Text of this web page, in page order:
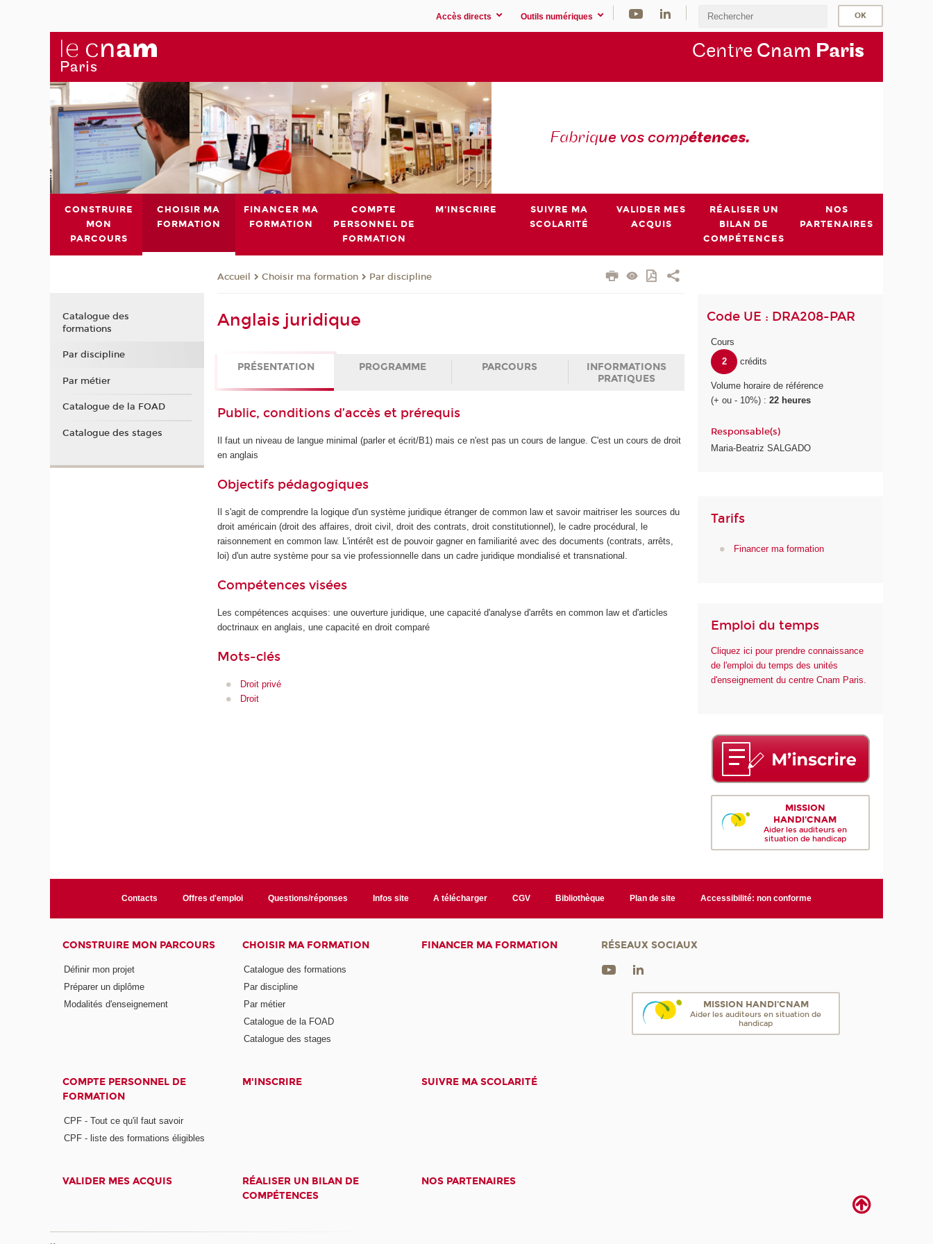
Accès directs Outils numériques
Centre Cnam Paris
Fabrique vos compétences.
CONSTRUIRE
MON
PARCOURS
CHOISIR MA
FORMATION
FINANCER MA
FORMATION
COMPTE
PERSONNEL DE
FORMATION
M'INSCRIRE
SUIVRE MA
SCOLARITÉ
VALIDER MES
ACQUIS
RÉALISER UN
BILAN DE
COMPÉTENCES
NOS
PARTENAIRES
Accueil Choisir ma formation Par discipline
Anglais juridique
PRÉSENTATION PROGRAMME PARCOURS
INFORMATIONS
PRATIQUES
Public, conditions d’accès et prérequis
Il faut un niveau de langue minimal (parler et écrit/B1) mais ce n'est pas un cours de langue. C'est un cours de droit
en anglais
Objectifs pédagogiques
Il s'agit de comprendre la logique d'un système juridique étranger de common law et savoir maitriser les sources du
droit américain (droit des affaires, droit civil, droit des contrats, droit constitutionnel), le cadre procédural, le
raisonnement en common law. L'intérêt est de pouvoir gagner en familiarité avec des documents (contrats, arrêts,
loi) d'un autre système pour sa vie professionnelle dans un cadre juridique mondialisé et transnational.
Compétences visées
Les compétences acquises: une ouverture juridique, une capacité d'analyse d'arrêts en common law et d'articles
doctrinaux en anglais, une capacité en droit comparé
Mots-clés
Droit privé
Droit
Code UE : DRA208-PAR
Cours
2
crédits
Volume horaire de référence
(+ ou - 10%) :22 heures
Responsable(s)
Maria-Beatriz SALGADO
Tarifs
Financer ma formation
Emploi du temps
Cliquez ici pour prendre connaissance
de l'emploi du temps des unités
d'enseignement du centre Cnam Paris.
MISSION
HANDI'CNAM
Aider les auditeurs en
situation de handicap
Catalogue des
formations
Par discipline
Par métier
Catalogue de la FOAD
Catalogue des stages
Contacts Offres d'emploi Questions/réponses Infos site A télécharger CGV Bibliothèque Plan de site Accessibilité: non conforme
CONSTRUIRE MON PARCOURS
Définir mon projet
Préparer un diplôme
Modalités d'enseignement
CHOISIR MA FORMATION
Catalogue des formations
Par discipline
Par métier
Catalogue de la FOAD
Catalogue des stages
FINANCER MA FORMATION
COMPTE PERSONNEL DE
FORMATION
CPF - Tout ce qu'il faut savoir
CPF - liste des formations éligibles
M'INSCRIRE SUIVRE MA SCOLARITÉ
VALIDER MES ACQUIS
RÉALISER UN BILAN DE
COMPÉTENCES
NOS PARTENAIRES
RÉSEAUX SOCIAUX
MISSION HANDI'CNAM
Aider les auditeurs en situation de
handicap